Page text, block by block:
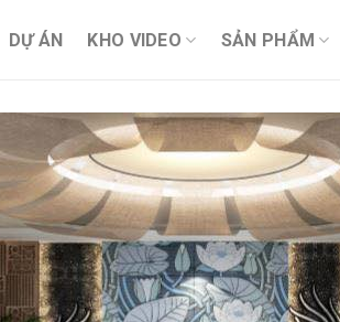
DỰ ÁN KHO VIDEO SẢN PHẨM